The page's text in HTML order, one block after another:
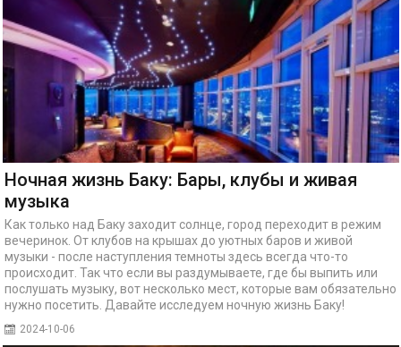
Ночная жизнь Баку: Бары, клубы и живая
музыка
Как только над Баку заходит солнце, город переходит в режим
вечеринок. От клубов на крышах до уютных баров и живой
музыки - после наступления темноты здесь всегда что-то
происходит. Так что если вы раздумываете, где бы выпить или
послушать музыку, вот несколько мест, которые вам обязательно
нужно посетить. Давайте исследуем ночную жизнь Баку!
2024-10-06